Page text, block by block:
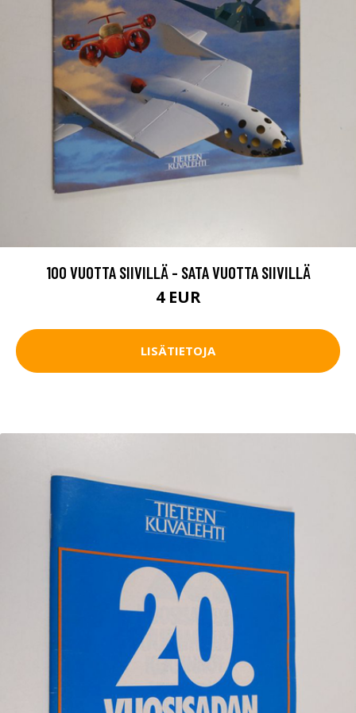
100 VUOTTA SIIVILLÄ - SATA VUOTTA SIIVILLÄ
4 EUR
LISÄTIETOJA